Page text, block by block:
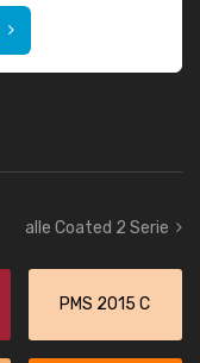
alle Coated 2 Serie
PMS 2015 C